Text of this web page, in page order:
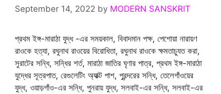
September 14, 2022 by MODERN SANSKRIT
প্রথম ইঙ্গ-মারাঠা যুদ্ধ -এর সময়কাল, বিবাদমান পক্ষ, পেশোয়া নারায়ণ
রাওকে হত্যা, রঘুনাথ রাওয়ের বিরোধিতা, রঘুনাথ রাওকে ক্ষমতাচ্যুত করা,
সুরাটের সন্ধি, সন্ধির শর্ত, মারাঠা জাতির ঘৃণার পাত্র, প্রথম ইঙ্গ-মারাঠা
যুদ্ধের সূত্রপাত, রেগুলেটিং অ্যাক্ট পাশ, পুরন্দরের সন্ধি, তেলেগাঁওয়ের
যুদ্ধ, ওয়াড়গাঁও-এর সন্ধি, পুনরায় যুদ্ধ, সলবাই-এর সন্ধি, সলবাই-এর